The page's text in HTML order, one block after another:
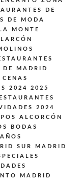
DE
DE MODA
MONTE
DE MADRID
2024 2025
2024
ALCORCÓN
BODAS
SUR MADRID
MADRID